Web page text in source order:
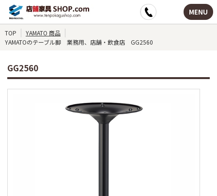
MENU
TOP
YAMATO 商品
YAMATOのテーブル脚 業務用、店舗・飲食店 GG2560
GG2560